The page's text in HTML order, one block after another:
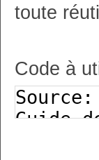
toute
Code à